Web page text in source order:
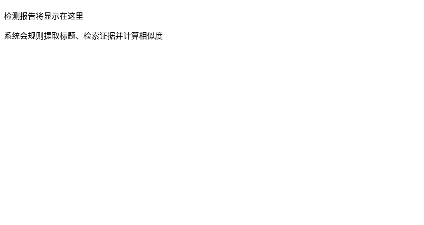
检测报告将显示在这里
系统会规则提取标题、检索证据并计算相似度